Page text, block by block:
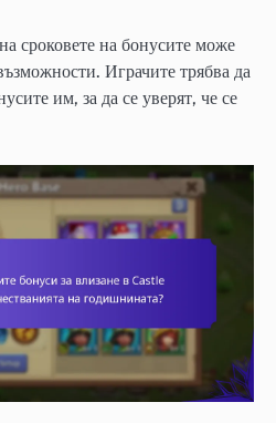
сроковете на бонусите може
Играчите трябва да
им, за да се уверят, че се